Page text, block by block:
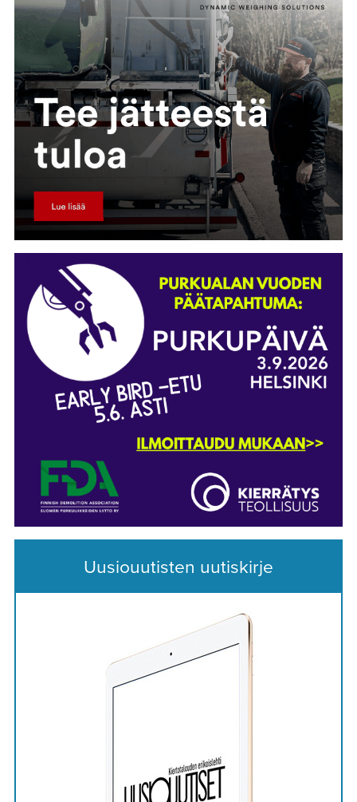
Uusiouutisten uutiskirje